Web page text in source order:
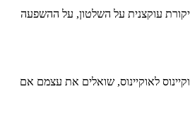
עוקצנית על השלטון, על ההשפעה
לאוקיינוס, שואלים את עצמם אם